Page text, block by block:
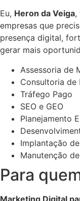
Eu, Heron da Veiga,
empresas que
presença digital,
gerar mais
Assessoria de
Consultoria de
Tráfego Pago
SEO e GEO
Planejamento
Implantação
Manutenção
Para
Marketing Digital